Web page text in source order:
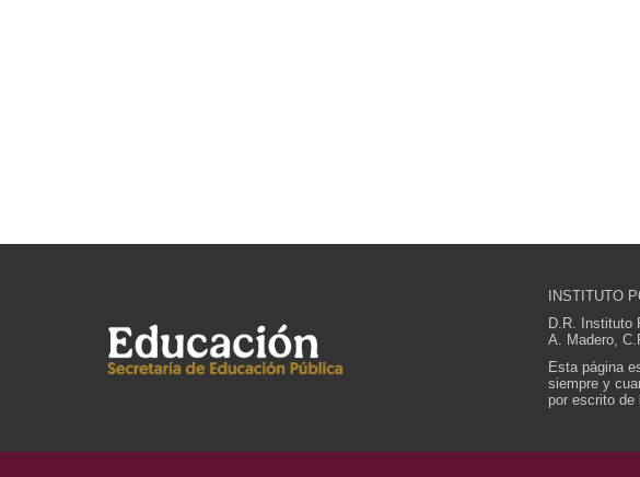
INSTITUTO
D.R. Instituto
A. Madero,
Esta página
siempre y
por escrito de